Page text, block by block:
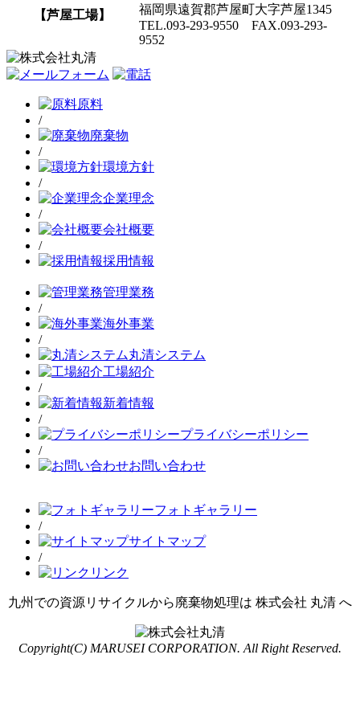
【芦屋工場】
福岡県遠賀郡芦屋町大字芦屋1345
TEL.093-293-9550 FAX.093-293-
9552
原料
/
廃棄物
/
環境方針
/
企業理念
/
会社概要
/
採用情報
管理業務
/
海外事業
/
丸清システム
工場紹介
/
新着情報
/
プライバシーポリシー
/
お問い合わせ
フォトギャラリー
/
サイトマップ
/
リンク
九州での資源リサイクルから廃棄物処理は 株式会社 丸清 へ
Copyright(C) MARUSEI CORPORATION. All Right Reserved.